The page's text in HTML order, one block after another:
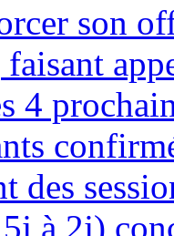
son
faisant
4
des
à 2j)